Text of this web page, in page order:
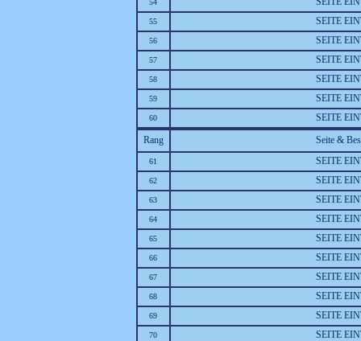
54
55 SEITE
56 SEITE
57 SEITE
58 SEITE
59 SEITE
60
SEITE
Rang
Seite &
61 SEITE
62 SEITE
63 SEITE
64 SEITE
65 SEITE
66 SEITE
67 SEITE
68 SEITE
69 SEITE
70 SEITE